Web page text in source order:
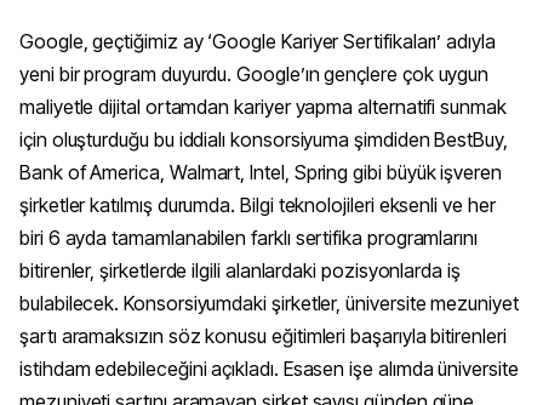
Google, geçtiğimiz ay ‘Google Kariyer Sertifikaları’ adıyla
yeni bir program duyurdu. Google’ın gençlere çok uygun
maliyetle dijital ortamdan kariyer yapma alternatifi sunmak
için oluşturduğu bu iddialı konsorsiyuma şimdiden BestBuy,
Bank of America, Walmart, Intel, Spring gibi büyük işveren
şirketler katılmış durumda. Bilgi teknolojileri eksenli ve her
biri 6 ayda tamamlanabilen farklı sertifika programlarını
bitirenler, şirketlerde ilgili alanlardaki pozisyonlarda iş
bulabilecek. Konsorsiyumdaki şirketler, üniversite mezuniyet
şartı aramaksızın söz konusu eğitimleri başarıyla bitirenleri
istihdam edebileceğini açıkladı. Esasen işe alımda üniversite